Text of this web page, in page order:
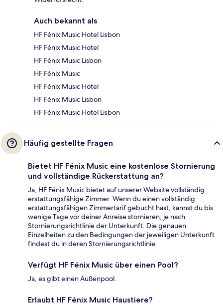
Auch bekannt als
HF Fénix Music Hotel Lisbon
HF Fénix Music Hotel
HF Fénix Music Lisbon
HF Fénix Music
HF Fénix Music Hotel
HF Fénix Music Lisbon
HF Fénix Music Hotel Lisbon
Häufig gestellte Fragen
Bietet HF Fénix Music eine kostenlose Stornierung
und vollständige Rückerstattung an?
Ja, HF Fénix Music bietet auf unserer Website vollständig
erstattungsfähige Zimmer. Wenn du einen vollständig
erstattungsfähigen Zimmertarif gebucht hast, kannst du bis
wenige Tage vor deiner Anreise stornieren, je nach
Stornierungsrichtlinie der Unterkunft. Die genauen
Einzelheiten zu den Bedingungen der jeweiligen Unterkunft
findest du in deren Stornierungsrichtlinie.
Verfügt HF Fénix Music über einen Pool?
Ja, es gibt einen Außenpool.
Erlaubt HF Fénix Music Haustiere?